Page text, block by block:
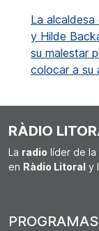
La
y Hilde
su malestar
colocar a su
RÀDIO
La radio líder de la
en Ràdio Litoral y
PROGRAMAS